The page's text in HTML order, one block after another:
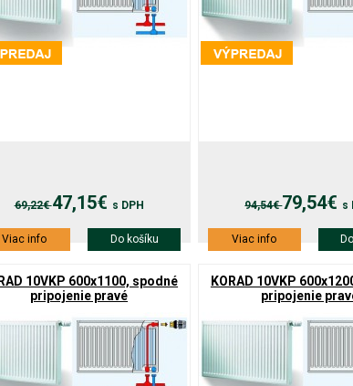
69,22€47,15€ s DPH
Viac info Do košíku
94,54€79,54€ s
Viac info
10VKP 600x1100, spodné
pripojenie pravé
KORAD 10VKP
pripojenie